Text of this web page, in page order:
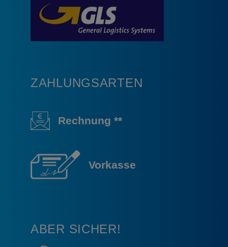
ZAHLUNGSARTEN
Rechnung **
Vorkasse
ABER SICHER!